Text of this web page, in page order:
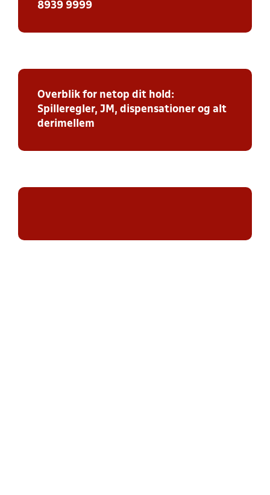
8939 9999
Overblik for netop dit hold:
Spilleregler, JM, dispensationer og alt
derimellem